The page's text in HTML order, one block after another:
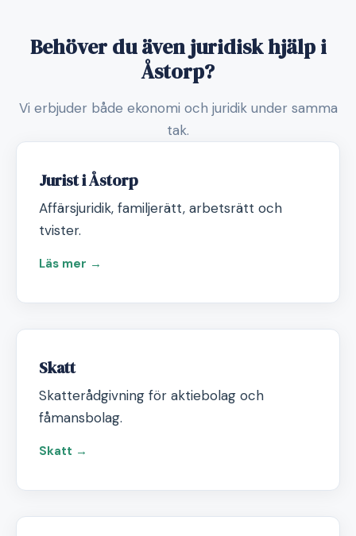
Behöver du även juridisk hjälp i
Åstorp?
Vi erbjuder både ekonomi och juridik under samma
tak.
Jurist i Åstorp
Affärsjuridik, familjerätt, arbetsrätt och
tvister.
Läs mer →
Skatt
Skatterådgivning för aktiebolag och
fåmansbolag.
Skatt →